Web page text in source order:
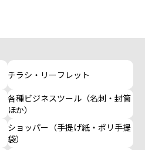
チラシ・リーフレット
各種ビジネスツール（名刺・封筒
ほか）
ショッパー（手提げ紙・ポリ手提
袋）